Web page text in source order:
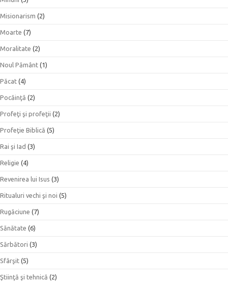
Misionarism (2)
Moarte (7)
Moralitate (2)
Noul Pământ (1)
Păcat (4)
Pocăinţă (2)
Profeţi şi profeţii (2)
Profeţie Biblică (5)
Rai şi Iad (3)
Religie (4)
Revenirea lui Isus (3)
Ritualuri vechi şi noi (5)
Rugăciune (7)
Sănătate (6)
Sărbători (3)
Sfârşit (5)
Ştiinţă şi tehnică (2)